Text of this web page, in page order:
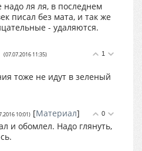
надо ля ля, в последнем
писал без мата, и так же
- удаляются.
1
(07.07.2016 11:35)
тоже не идут в зеленый
0
10:01) [Материал]
и обомлел. Надо глянуть,